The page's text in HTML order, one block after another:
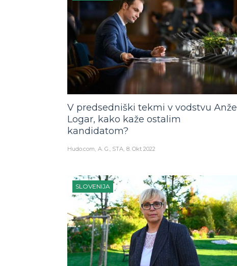
V predsedniški tekmi v vodstvu Anže
Logar, kako kaže ostalim
kandidatom?
Hudo.com A. G., STA 8. Okt 2022
SLOVENIJA